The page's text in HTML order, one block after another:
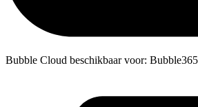
Bubble Cloud beschikbaar voor: